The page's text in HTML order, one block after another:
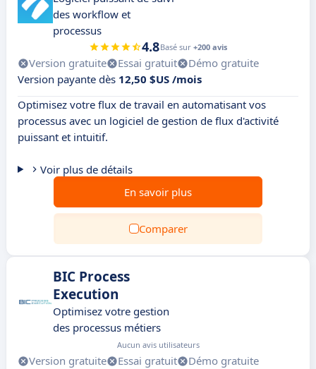
des workflow et
processus
4.8Basé sur +200 avis
Version gratuite Essai gratuit
Démo gratuite
Version payante dès 12,50 $US /mois
Optimisez votre flux de travail en automatisant vos
processus avec un logiciel de gestion de flux d'activité
puissant et intuitif.
Voir plus de détails
En savoir plus
Comparer
BIC Process
Execution
Optimisez votre gestion
des processus métiers
Aucun avis utilisateurs
Version gratuite Essai gratuit
Démo gratuite